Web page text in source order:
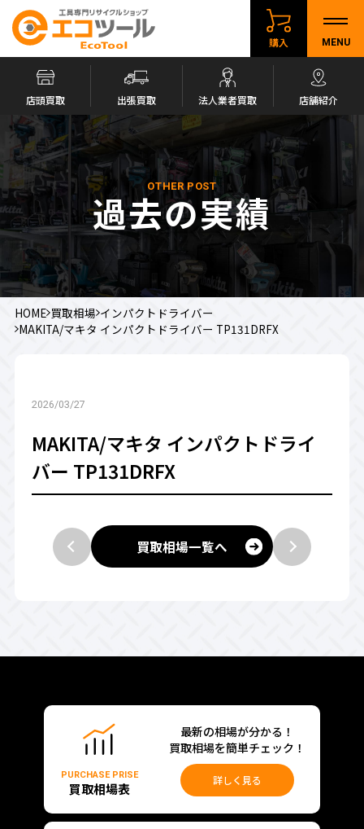
購入 MENU
店頭買取 出張買取 法人業者買取 店舗紹介
OTHER POST
過去の実績
HOME 買取相場 インパクトドライバー
MAKITA/マキタ インパクトドライバー TP131DRFX
2026/03/27
MAKITA/マキタ インパクトドライ
バー TP131DRFX
買取相場一覧へ
PURCHASE PRISE
買取相場表
最新の相場が分かる！
買取相場を簡単チェック！
詳しく見る